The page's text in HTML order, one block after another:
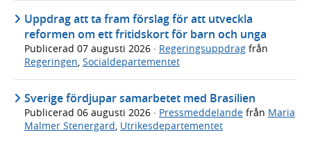
Uppdrag att ta fram förslag för att utveckla
reformen om ett fritidskort för barn och unga
Publicerad 07 augusti 2026 · Regeringsuppdrag från
Regeringen, Socialdepartementet
Sverige fördjupar samarbetet med Brasilien
Publicerad 06 augusti 2026 · Pressmeddelande från Maria
Malmer Stenergard, Utrikesdepartementet